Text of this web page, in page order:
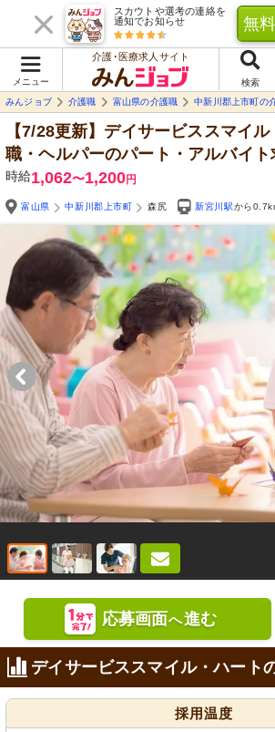
スカウトや選考の連絡を
通知でお知らせ
無
メニュー
介護･医療求人サイト
検索
みんジョブ
介護職 富山県の介護職 中新川郡上市町の
【7/28更新】デイサービススマイル
職・ヘルパーのパート・アルバイト
時給1,062〜1,200円
富山県
中新川郡上市町 森尻 新宮川駅から
応募画面へ進む
デイサービススマイル・ハート
採用温度